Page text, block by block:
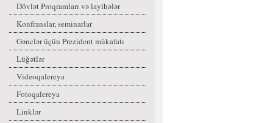
Dövlət Proqramları və layihələr
Konfranslar, seminarlar
Gənclər üçün Prezident mükafatı
Lüğətlər
Videoqalereya
Fotoqalereya
Linklər